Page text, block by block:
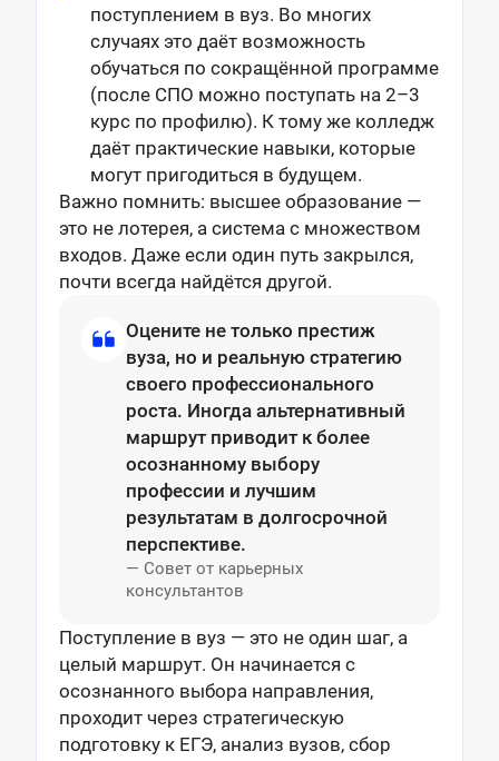
поступлением в вуз. Во многих
случаях это даёт возможность
обучаться по сокращённой программе
(после СПО можно поступать на 2–3
курс по профилю). К тому же колледж
даёт практические навыки, которые
могут пригодиться в будущем.
Важно помнить: высшее образование —
это не лотерея, а система с множеством
входов. Даже если один путь закрылся,
почти всегда найдётся другой.
Оцените не только престиж
вуза, но и реальную стратегию
своего профессионального
роста. Иногда альтернативный
маршрут приводит к более
осознанному выбору
профессии и лучшим
результатам в долгосрочной
перспективе.
— Совет от карьерных
консультантов
Поступление в вуз — это не один шаг, а
целый маршрут. Он начинается с
осознанного выбора направления,
проходит через стратегическую
подготовку к ЕГЭ, анализ вузов, сбор